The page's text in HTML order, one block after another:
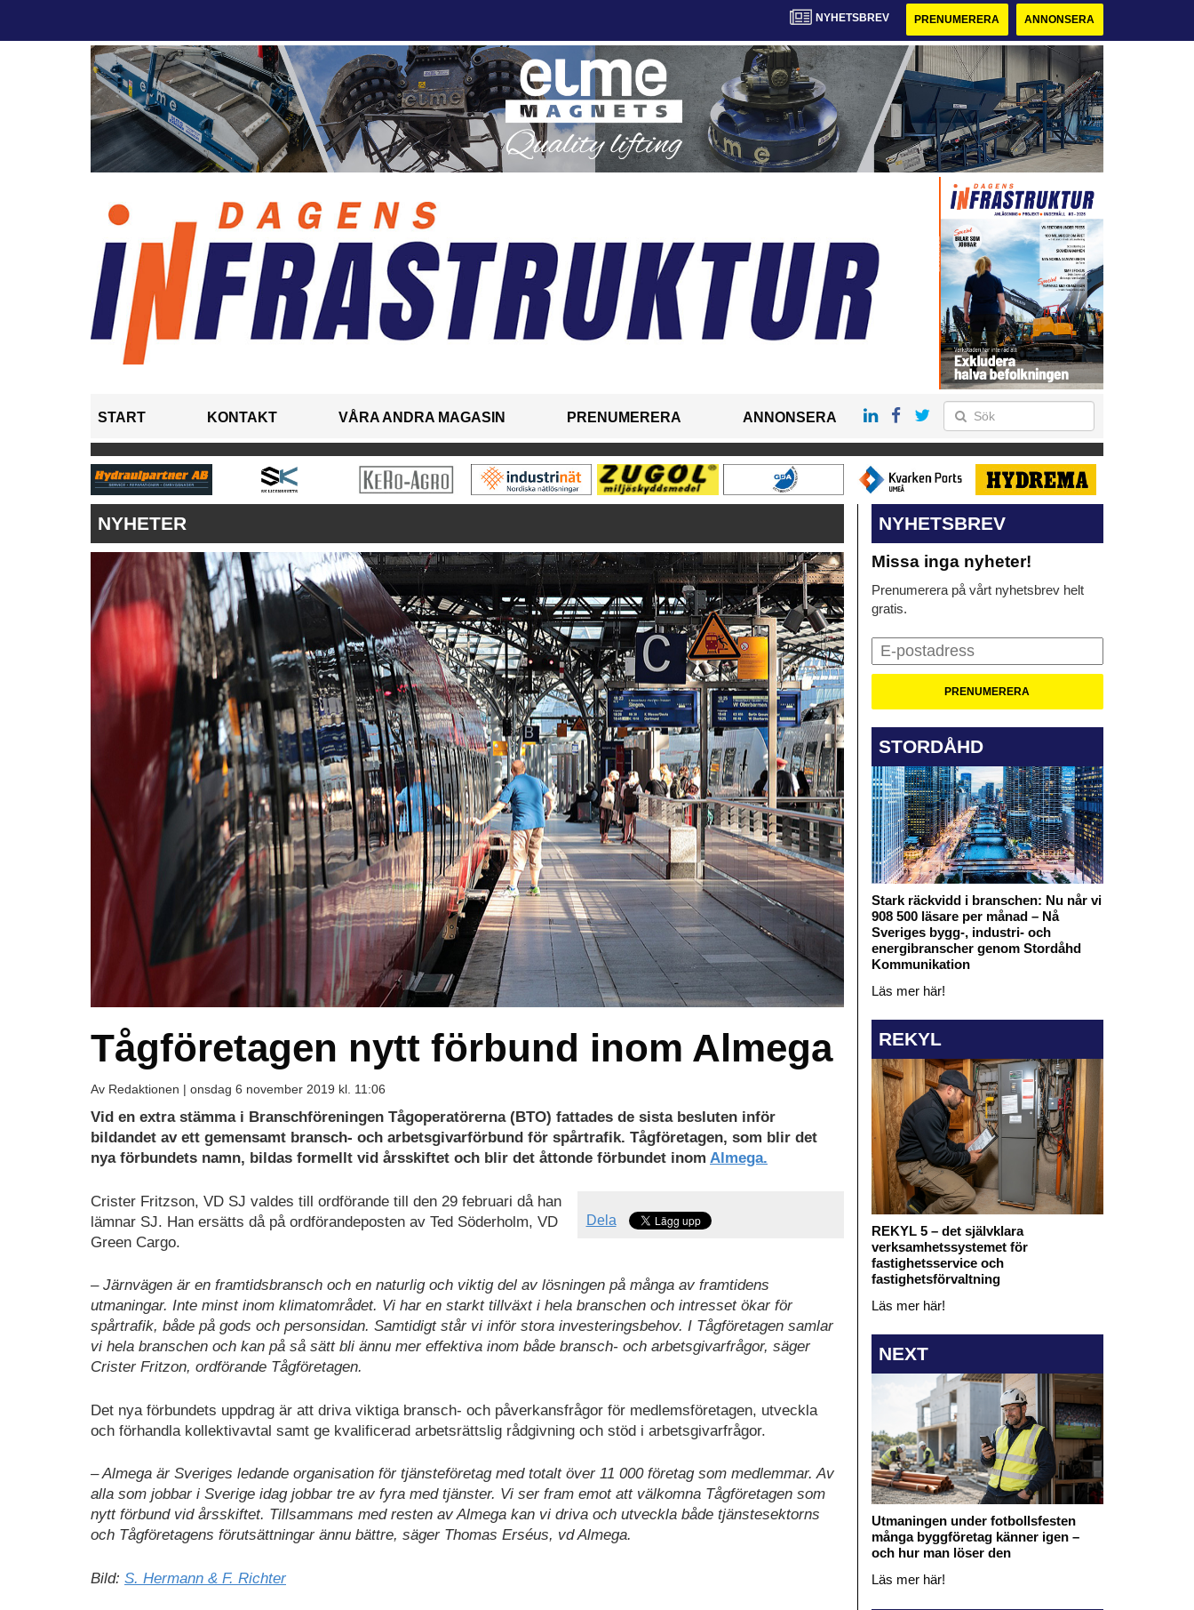
NYHETSBREV PRENUMERERA ANNONSERA
START KONTAKT VÅRA ANDRA MAGASIN PRENUMERERA ANNONSERA
NYHETER
Tågföretagen nytt förbund inom Almega
Av Redaktionen | onsdag 6 november 2019 kl. 11:06
Vid en extra stämma i Branschföreningen Tågoperatörerna (BTO) fattades de sista besluten inför
bildandet av ett gemensamt bransch- och arbetsgivarförbund för spårtrafik. Tågföretagen, som blir det
nya förbundets namn, bildas formellt vid årsskiftet och blir det åttonde förbundet inom Almega.
Dela
Crister Fritzson, VD SJ valdes till ordförande till den 29 februari då han
lämnar SJ. Han ersätts då på ordförandeposten av Ted Söderholm, VD
Green Cargo.
– Järnvägen är en framtidsbransch och en naturlig och viktig del av lösningen på många av framtidens
utmaningar. Inte minst inom klimatområdet. Vi har en starkt tillväxt i hela branschen och intresset ökar för
spårtrafik, både på gods och personsidan. Samtidigt står vi inför stora investeringsbehov. I Tågföretagen samlar
vi hela branschen och kan på så sätt bli ännu mer effektiva inom både bransch- och arbetsgivarfrågor, säger
Crister Fritzon, ordförande Tågföretagen.
Det nya förbundets uppdrag är att driva viktiga bransch- och påverkansfrågor för medlemsföretagen, utveckla
och förhandla kollektivavtal samt ge kvalificerad arbetsrättslig rådgivning och stöd i arbetsgivarfrågor.
– Almega är Sveriges ledande organisation för tjänste­företag med totalt över 11 000 företag som medlemmar. Av
alla som jobbar i Sverige idag jobbar tre av fyra med tjänster. Vi ser fram emot att välkomna Tågföretagen som
nytt förbund vid årsskiftet. Tillsammans med resten av Almega kan vi driva och utveckla både tjänstesektorns
och Tågföretagens förutsättningar ännu bättre, säger Thomas Erséus, vd Almega.
Bild: S. Hermann & F. Richter
NYHETSBREV
Missa inga nyheter!
Prenumerera på vårt nyhetsbrev helt
gratis.
STORDÅHD
Stark räckvidd i branschen: Nu når vi
908 500 läsare per månad – Nå
Sveriges bygg-, industri- och
energibranscher genom Stordåhd
Kommunikation
Läs mer här!
REKYL
REKYL 5 – det självklara
verksamhetssystemet för
fastighetsservice och
fastighetsförvaltning
Läs mer här!
NEXT
Utmaningen under fotbollsfesten
många byggföretag känner igen –
och hur man löser den
Läs mer här!